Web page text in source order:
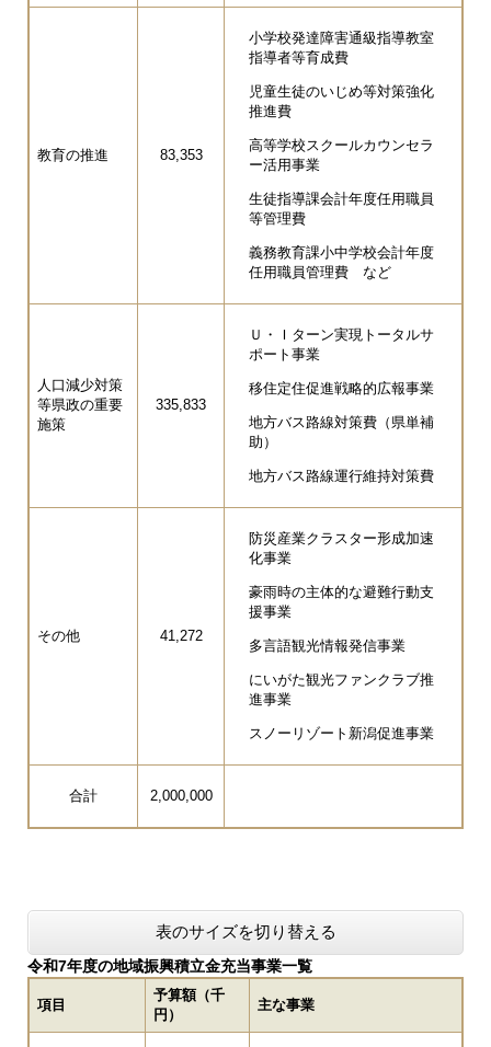
教育の推進 83,353
小学校発達障害通級指導教室
指導者等育成費
児童生徒のいじめ等対策強化
推進費
高等学校スクールカウンセラ
ー活用事業
生徒指導課会計年度任用職員
等管理費
義務教育課小中学校会計年度
任用職員管理費 など
人口減少対策
等県政の重要
施策
335,833
Ｕ・Ｉターン実現トータルサ
ポート事業
移住定住促進戦略的広報事業
地方バス路線対策費（県単補
助）
地方バス路線運行維持対策費
その他 41,272
防災産業クラスター形成加速
化事業​
豪雨時の主体的な避難行動支
援事業
多言語観光情報発信事業
にいがた観光ファンクラブ推
進事業
スノーリゾート新潟促進事業
合計 2,000,000
表のサイズを切り替える
令和7年度の地域振興積立金充当事業​一覧
項目
予算額（千
円）
主な事業